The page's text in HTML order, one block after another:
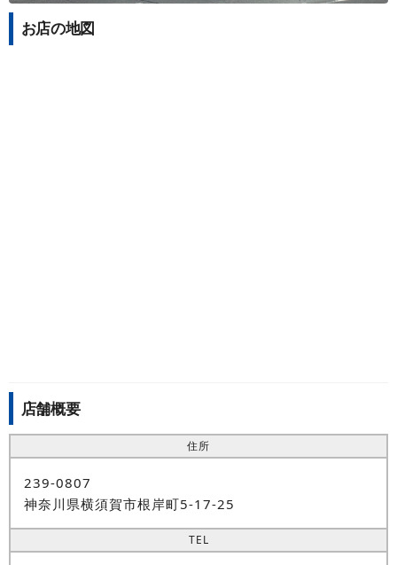
お店の地図
店舗概要
住所
239-0807
神奈川県横須賀市根岸町5-17-25
TEL